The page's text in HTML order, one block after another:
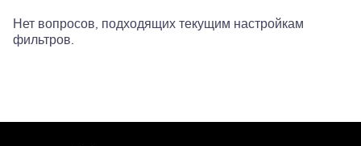
Нет вопросов, подходящих текущим настройкам
фильтров.